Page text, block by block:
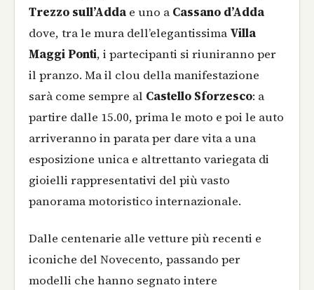
Trezzo sull’Adda e uno a Cassano d’Adda
dove, tra le mura dell’elegantissima Villa
Maggi Ponti, i partecipanti si riuniranno per
il pranzo. Ma il clou della manifestazione
sarà come sempre al Castello Sforzesco: a
partire dalle 15.00, prima le moto e poi le auto
arriveranno in parata per dare vita a una
esposizione unica e altrettanto variegata di
gioielli rappresentativi del più vasto
panorama motoristico internazionale.
Dalle centenarie alle vetture più recenti e
iconiche del Novecento, passando per
modelli che hanno segnato intere